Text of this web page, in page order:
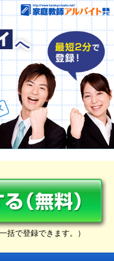
へ
括で登録できます。）